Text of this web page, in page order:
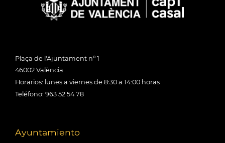
Plaça de l'Ajuntament nº 1
46002 València
Horarios: lunes a viernes de 8:30 a 14:00 horas
Teléfono: 963 52 54 78
Ayuntamiento